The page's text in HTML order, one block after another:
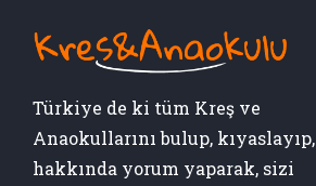
Türkiye de ki tüm Kreş ve
Anaokullarını bulup, kıyaslayıp,
hakkında yorum yaparak, sizi